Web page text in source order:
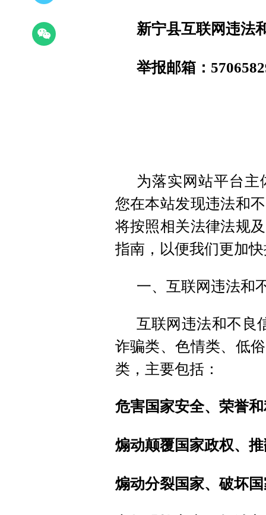
新宁县互联网违法
举报邮箱：
为落实网站平台
您在本站发现违法和
将按照相关法律法规
指南，以便我们更加
一、互联网违法和
互联网违法和不良
诈骗类、色情类、低
类，主要包括：
危害国家安全、荣誉
煽动颠覆国家政权、
煽动分裂国家、破坏